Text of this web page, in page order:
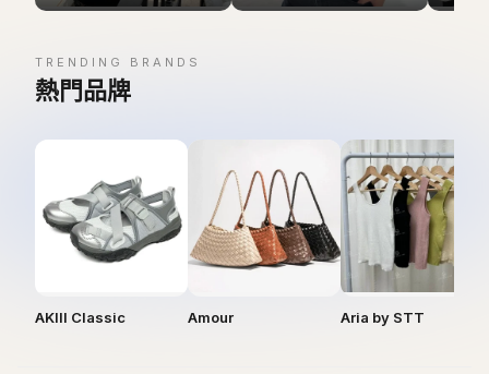
TRENDING BRANDS
熱門品牌
AKIII Classic Amour Aria by STT